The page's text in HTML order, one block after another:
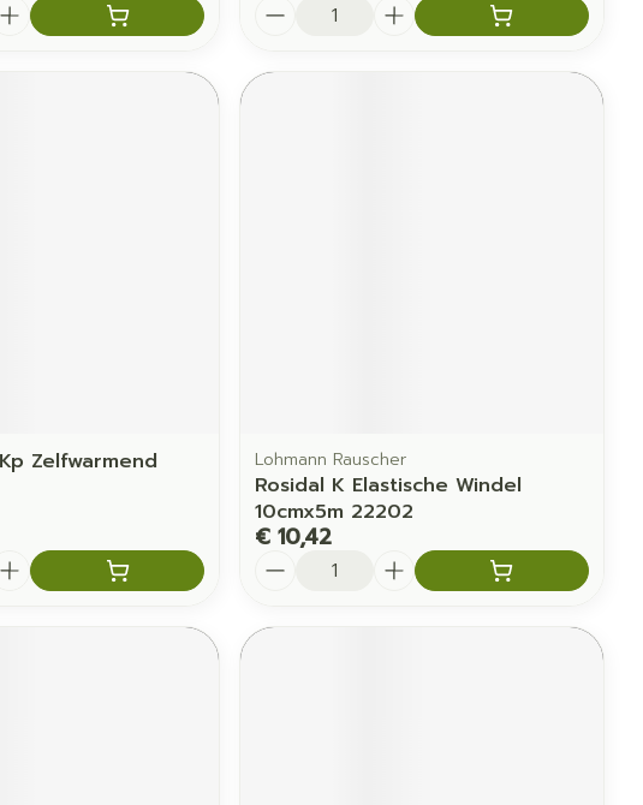
Zelfwarmend
Lohmann Rauscher
Rosidal K Elastische Windel
10cmx5m 22202
€ 10,42